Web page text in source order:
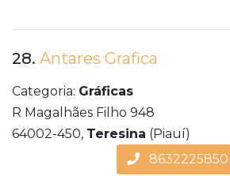
28. Antares Grafica
Categoria: Gráficas
R Magalhães Filho 948
64002-450, Teresina (Piauí)
8632225850